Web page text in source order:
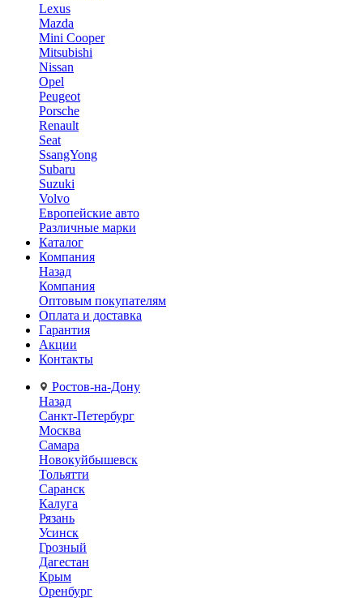
Lexus
Mazda
Mini Cooper
Mitsubishi
Nissan
Opel
Peugeot
Porsche
Renault
Seat
SsangYong
Subaru
Suzuki
Volvo
Европейские авто
Различные марки
Каталог
Компания
Назад
Компания
Оптовым покупателям
Оплата и доставка
Гарантия
Акции
Контакты
Ростов-на-Дону
Назад
Санкт-Петербург
Москва
Самара
Новокуйбышевск
Тольятти
Саранск
Калуга
Рязань
Усинск
Грозный
Дагестан
Крым
Оренбург